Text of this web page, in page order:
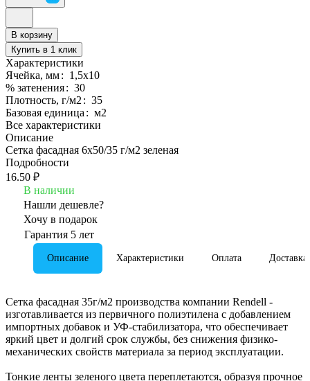
В корзину
Купить в 1 клик
Характеристики
Ячейка, мм: 1,5х10
% затенения: 30
Плотность, г/м2: 35
Базовая единица : м2
Все характеристики
Описание
Сетка фасадная 6х50/35 г/м2 зеленая
Подробности
16.50 ₽
В наличии
Нашли дешевле?
Хочу в подарок
Гарантия 5 лет
Описание Характеристики Оплата Доставка
Сетка фасадная 35г/м2 производства компании Rendell -
изготавливается из первичного полиэтилена с добавлением
импортных добавок и УФ-стабилизатора, что обеспечивает
яркий цвет и долгий срок службы, без снижения физико-
механических свойств материала за период эксплуатации.
Тонкие ленты зеленого цвета переплетаются, образуя прочное